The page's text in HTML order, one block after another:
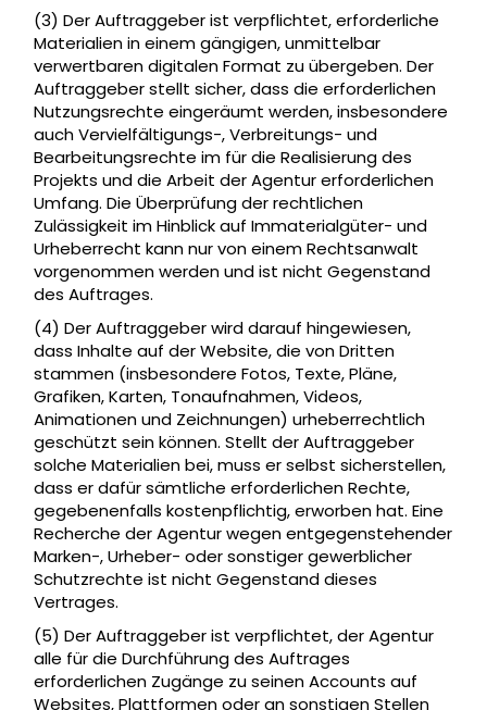
(3) Der Auftraggeber ist verpflichtet, erforderliche
Materialien in einem gängigen, unmittelbar
verwertbaren digitalen Format zu übergeben. Der
Auftraggeber stellt sicher, dass die erforderlichen
Nutzungsrechte eingeräumt werden, insbesondere
auch Vervielfältigungs-, Verbreitungs- und
Bearbeitungsrechte im für die Realisierung des
Projekts und die Arbeit der Agentur erforderlichen
Umfang. Die Überprüfung der rechtlichen
Zulässigkeit im Hinblick auf Immaterialgüter- und
Urheberrecht kann nur von einem Rechtsanwalt
vorgenommen werden und ist nicht Gegenstand
des Auftrages.
(4) Der Auftraggeber wird darauf hingewiesen,
dass Inhalte auf der Website, die von Dritten
stammen (insbesondere Fotos, Texte, Pläne,
Grafiken, Karten, Tonaufnahmen, Videos,
Animationen und Zeichnungen) urheberrechtlich
geschützt sein können. Stellt der Auftraggeber
solche Materialien bei, muss er selbst sicherstellen,
dass er dafür sämtliche erforderlichen Rechte,
gegebenenfalls kostenpflichtig, erworben hat. Eine
Recherche der Agentur wegen entgegenstehender
Marken-, Urheber- oder sonstiger gewerblicher
Schutzrechte ist nicht Gegenstand dieses
Vertrages.
(5) Der Auftraggeber ist verpflichtet, der Agentur
alle für die Durchführung des Auftrages
erforderlichen Zugänge zu seinen Accounts auf
Websites, Plattformen oder an sonstigen Stellen